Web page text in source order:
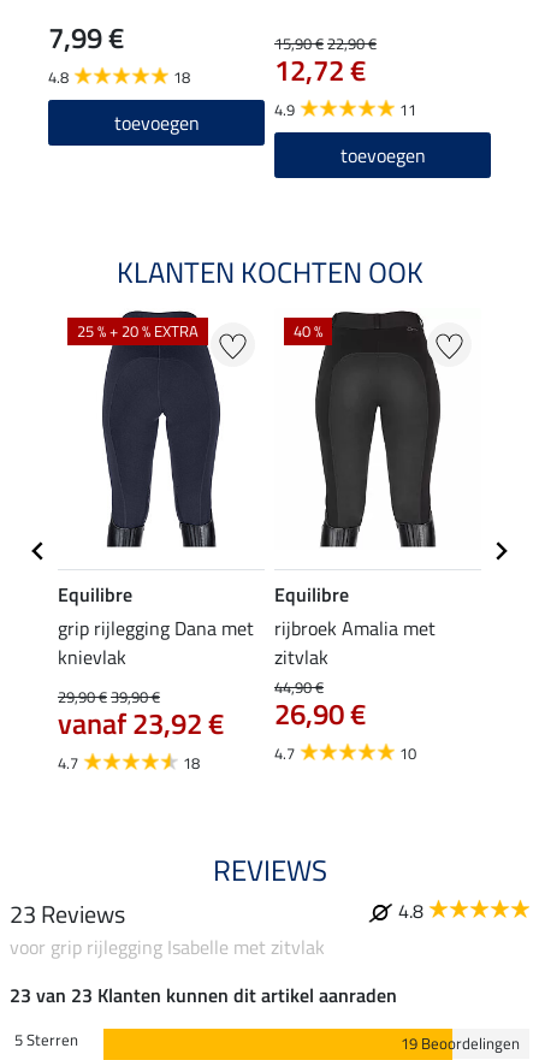
7,99 €
4.8 18
toevoegen
15,90 €22,90 €
12,72 €
4.9 11
toevoegen
KLANTEN KOCHTEN OOK
25 % + 20 % EXTRA
Equilibre
grip rijlegging Dana met
knievlak
29,90 €39,90 €
vanaf 23,92 €
4.7 18
40 %
Equilibre
rijbroek Amalia met
zitvlak
44,90 €
26,90 €
4.7 10
REVIEWS
23 Reviews
4.8
voor grip rijlegging Isabelle met zitvlak
23 van 23 Klanten kunnen dit artikel aanraden
5 Sterren
19 Beoordelingen